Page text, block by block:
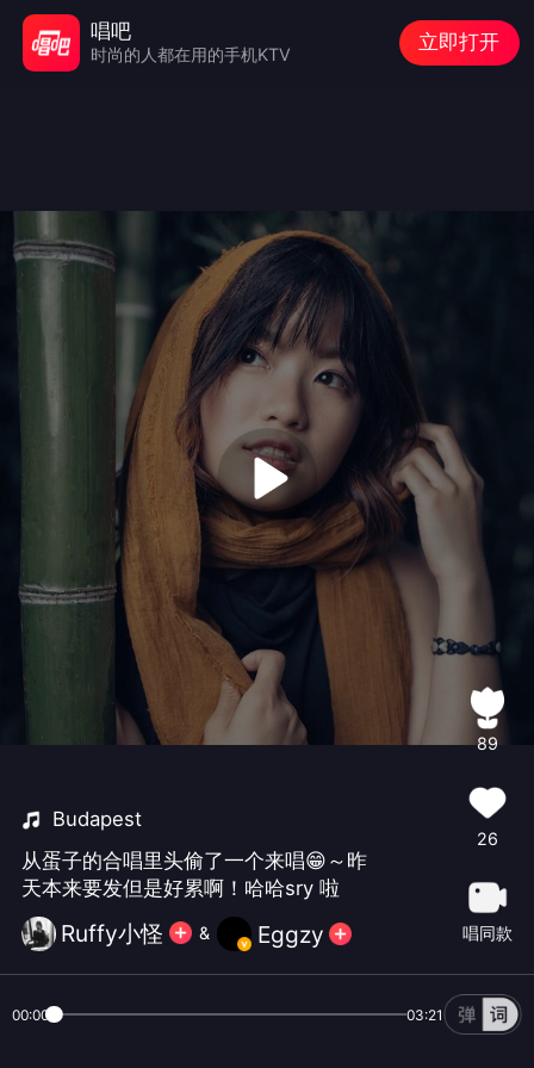
Budapest
从蛋子的合唱里头偷了一个来唱😁～昨
天本来要发但是好累啊！哈哈sry 啦
Ruffy小怪 & Eggzy
89
26
唱同款
00:00 03:21
唱吧
时尚的人都在用的手机KTV
立即打开